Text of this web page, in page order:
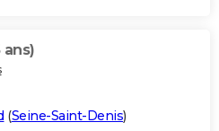
ans)
(Seine-Saint-Denis)